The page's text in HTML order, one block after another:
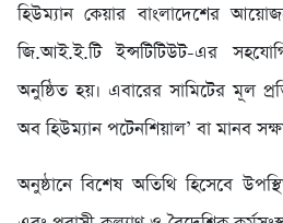
হিউম্যান কেয়ার বাংলাদেশের
জি.আই.ই.টি ইন্সটিটিউট-এর
অনুষ্ঠিত হয়। এবারের সামিটের মূল
অব হিউম্যান পটেনশিয়াল’ বা মানব
অনুষ্ঠানে বিশেষ অতিথি হিসেবে